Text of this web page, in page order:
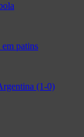
patins
(1-0)